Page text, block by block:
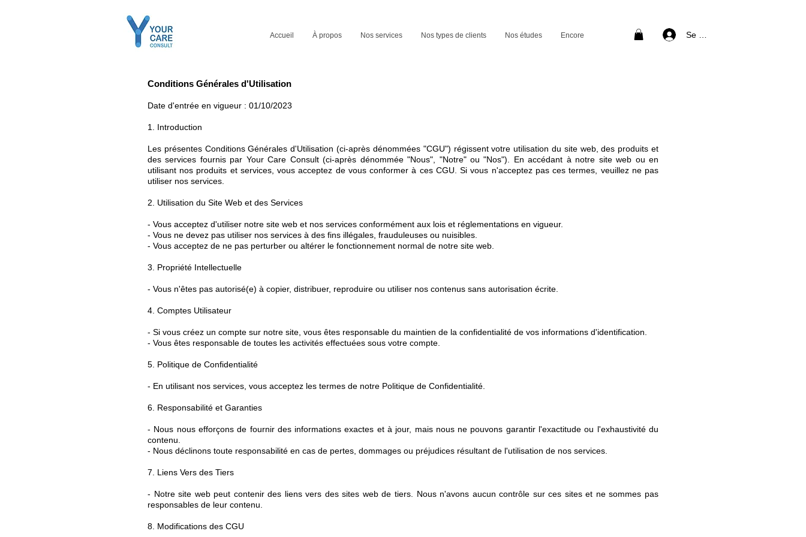
Accueil À propos Nos services Nos types de clients Nos études Encore Se connecter
Conditions Générales d'Utilisation
Date d'entrée en vigueur : 01/10/2023
1. Introduction
Les présentes Conditions Générales d'Utilisation (ci-après dénommées "CGU") régissent votre utilisation du site web, des produits et
des services fournis par Your Care Consult (ci-après dénommée "Nous", "Notre" ou "Nos"). En accédant à notre site web ou en
utilisant nos produits et services, vous acceptez de vous conformer à ces CGU. Si vous n'acceptez pas ces termes, veuillez ne pas
utiliser nos services.
2. Utilisation du Site Web et des Services
- Vous acceptez d'utiliser notre site web et nos services conformément aux lois et réglementations en vigueur.
- Vous ne devez pas utiliser nos services à des fins illégales, frauduleuses ou nuisibles.
- Vous acceptez de ne pas perturber ou altérer le fonctionnement normal de notre site web.
3. Propriété Intellectuelle
- Vous n'êtes pas autorisé(e) à copier, distribuer, reproduire ou utiliser nos contenus sans autorisation écrite.
4. Comptes Utilisateur
- Si vous créez un compte sur notre site, vous êtes responsable du maintien de la confidentialité de vos informations d'identification.
- Vous êtes responsable de toutes les activités effectuées sous votre compte.
5. Politique de Confidentialité
- En utilisant nos services, vous acceptez les termes de notre Politique de Confidentialité.
6. Responsabilité et Garanties
- Nous nous efforçons de fournir des informations exactes et à jour, mais nous ne pouvons garantir l'exactitude ou l'exhaustivité du
contenu.
- Nous déclinons toute responsabilité en cas de pertes, dommages ou préjudices résultant de l'utilisation de nos services.
7. Liens Vers des Tiers
- Notre site web peut contenir des liens vers des sites web de tiers. Nous n'avons aucun contrôle sur ces sites et ne sommes pas
responsables de leur contenu.
8. Modifications des CGU